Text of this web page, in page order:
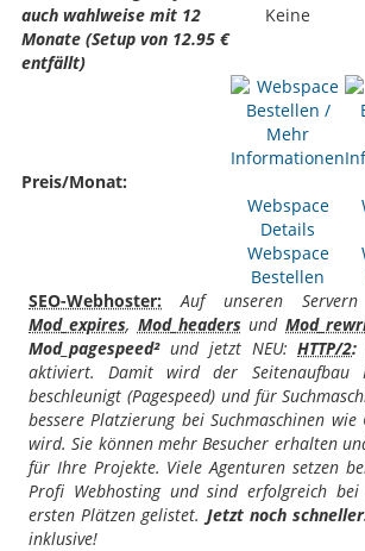
auch wahlweise mit 12
Monate (Setup von 12.95 €
entfällt)
Keine
Preis/Monat:
Webspace
Details
Webspace
Bestellen
SEO-Webhoster: Auf unseren
Mod_expires, Mod_headersund
Mod_pagespeed²und jetzt NEU:HTTP/2:
aktiviert. Damit wird der Seitenaufbau
beschleunigt (Pagespeed) und für
bessere Platzierung bei Suchmaschinen
wird. Sie können mehr Besucher erhalten
für Ihre Projekte. Viele Agenturen setzen
Profi Webhosting und sind erfolgreich
ersten Plätzen gelistet. Jetzt noch
inklusive!